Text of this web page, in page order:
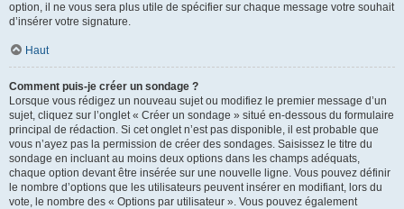
option, il ne vous sera plus utile de spécifier sur chaque message votre souhait
d’insérer votre signature.
Haut
Comment puis-je créer un sondage ?
Lorsque vous rédigez un nouveau sujet ou modifiez le premier message d’un
sujet, cliquez sur l’onglet « Créer un sondage » situé en-dessous du formulaire
principal de rédaction. Si cet onglet n’est pas disponible, il est probable que
vous n’ayez pas la permission de créer des sondages. Saisissez le titre du
sondage en incluant au moins deux options dans les champs adéquats,
chaque option devant être insérée sur une nouvelle ligne. Vous pouvez définir
le nombre d’options que les utilisateurs peuvent insérer en modifiant, lors du
vote, le nombre des « Options par utilisateur ». Vous pouvez également